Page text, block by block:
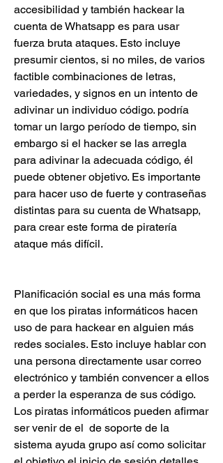
accesibilidad y también hackear la
cuenta de Whatsapp es para usar
fuerza bruta ataques. Esto incluye
presumir cientos, si no miles, de varios
factible combinaciones de letras,
variedades, y signos en un intento de
adivinar un individuo código. podría
tomar un largo período de tiempo, sin
embargo si el hacker se las arregla
para adivinar la adecuada código, él
puede obtener objetivo. Es importante
para hacer uso de fuerte y contraseñas
distintas para su cuenta de Whatsapp,
para crear este forma de piratería
ataque más difícil.
Planificación social es una más forma
en que los piratas informáticos hacen
uso de para hackear en alguien más
redes sociales. Esto incluye hablar con
una persona directamente usar correo
electrónico y también convencer a ellos
a perder la esperanza de sus código.
Los piratas informáticos pueden afirmar
ser venir de el  de soporte de la
sistema ayuda grupo así como solicitar